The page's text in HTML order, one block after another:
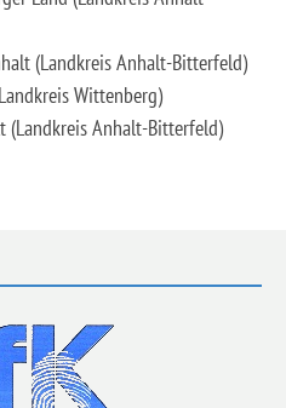
(Landkreis Anhalt-Bitterfeld)
Wittenberg)
(Landkreis Anhalt-Bitterfeld)